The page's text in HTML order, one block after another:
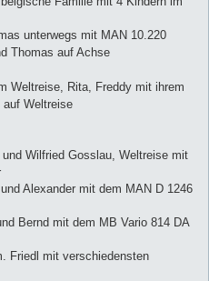
unterwegs mit MAN 10.220
Thomas auf Achse
Weltreise, Rita, Freddy mit ihrem
auf Weltreise
und Wilfried Gosslau, Weltreise mit
Alexander mit dem MAN D 1246
Bernd mit dem MB Vario 814 DA
Friedl mit verschiedensten